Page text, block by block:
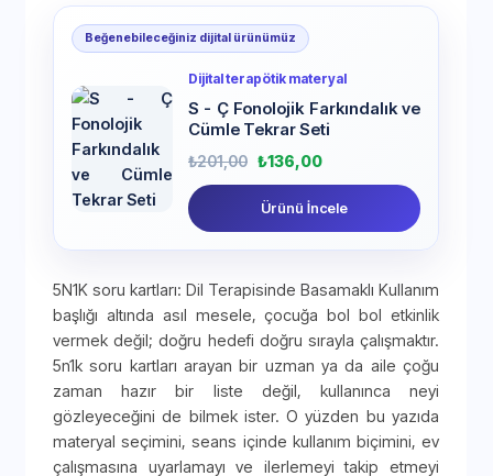
Beğenebileceğiniz dijital ürünümüz
Dijital terapötik materyal
S - Ç Fonolojik Farkındalık ve
Cümle Tekrar Seti
₺201,00 ₺136,00
Ürünü İncele
5N1K soru kartları: Dil Terapisinde Basamaklı Kullanım
başlığı altında asıl mesele, çocuğa bol bol etkinlik
vermek değil; doğru hedefi doğru sırayla çalışmaktır.
5n1k soru kartları arayan bir uzman ya da aile çoğu
zaman hazır bir liste değil, kullanınca neyi
gözleyeceğini de bilmek ister. O yüzden bu yazıda
materyal seçimini, seans içinde kullanım biçimini, ev
çalışmasına uyarlamayı ve ilerlemeyi takip etmeyi